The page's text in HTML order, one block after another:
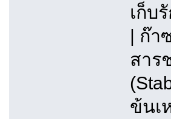
เก็บ
| ก๊า
สาร
ข้นเ